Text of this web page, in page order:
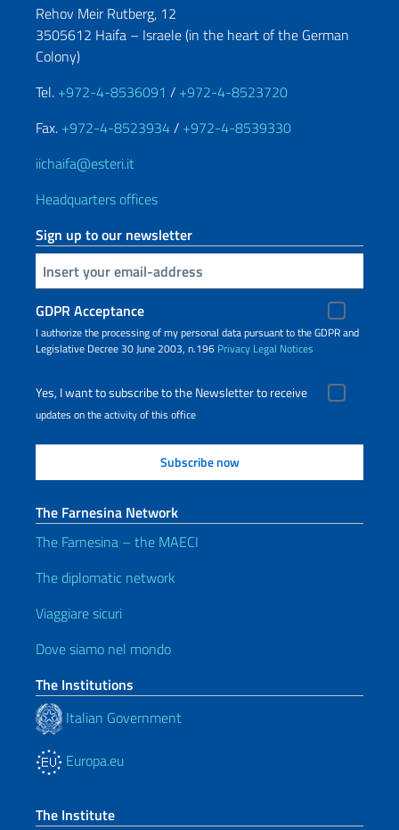
Rehov Meir Rutberg, 12
3505612 Haifa – Israele (in the heart of the German
Colony)
Tel. +972-4-8536091 / +972-4-8523720
Fax. +972-4-8523934/ +972-4-8539330
iichaifa@esteri.it
Headquarters offices
Sign up to our newsletter
Insert your email
GDPR Acceptance
I authorize the processing of my personal data pursuant to the GDPR and
Legislative Decree 30 June 2003, n.196 Privacy Legal Notices
Yes, I want to subscribe to the Newsletter to receive
updates on the activity of this office
The Farnesina Network
The Farnesina – the MAECI
The diplomatic network
Viaggiare sicuri
Dove siamo nel mondo
The Institutions
Italian Government
Europa.eu
The Institute